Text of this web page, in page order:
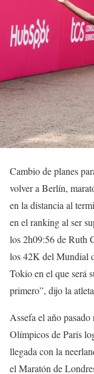
Cambio de planes
volver a Berlín,
en la distancia al
en el ranking al ser
los 2h09:56 de Ruth
los 42K del Mundial
Tokio en el que será
primero”, dijo la
Assefa el año pasado
Olímpicos de París
llegada con la
el Maratón de